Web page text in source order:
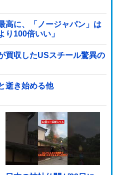
高に、「ノージャパン」は
り100倍いい」
買収したUSスチール驚異の
逝き始める他